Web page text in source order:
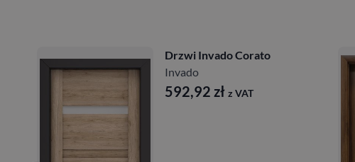
Drzwi Invado Corato
Invado
592,92 zł z VAT